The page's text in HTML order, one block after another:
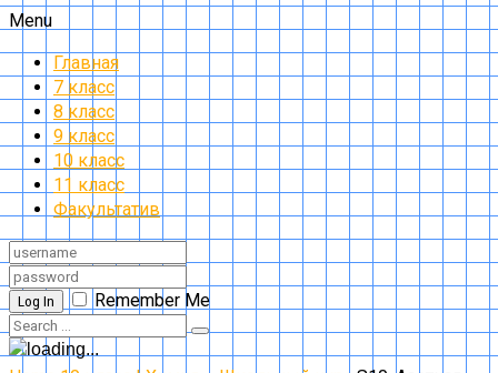
Menu
Главная
7 класс
8 класс
9 класс
10 класс
11 класс
Факультатив
Log In Remember Me